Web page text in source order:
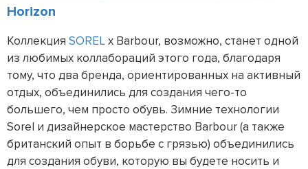
Horizon
Коллекция SORELx Barbour, возможно, станет одной
из любимых коллабораций этого года, благодаря
тому, что два бренда, ориентированных на активный
отдых, объединились для создания чего-то
большего, чем просто обувь. Зимние технологии
Sorel и дизайнерское мастерство Barbour (а также
британский опыт в борьбе с грязью) объединились
для создания обуви, которую вы будете носить и